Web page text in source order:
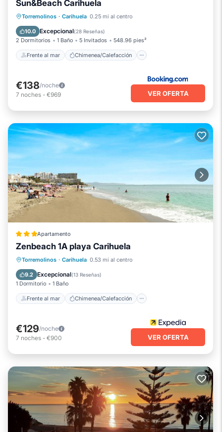
Número de licencia : VUT/MA/76415
Sun&Beach Carihuela
Torremolinos · Carihuela 0.25 mi al centro
10.0 Excepcional(28 Reseñas)
2 Dormitorios 1 Baño 5 Invitados 548.96 pies²
Frente al mar Chimenea/Calefacción
Frente al mar
Chimenea/Calefacción
Vista al mar
Vistas
€138/noche
7 noches - €969 VER OFERTA
Apartamento
Zenbeach 1A playa Carihuela
Torremolinos · Carihuela 0.53 mi al centro
9.2 Excepcional(13 Reseñas)
1 Dormitorio 1 Baño
Frente al mar Chimenea/Calefacción
Frente al mar
Chimenea/Calefacción
Vista al mar
€129/noche
7 noches - €900 VER OFERTA